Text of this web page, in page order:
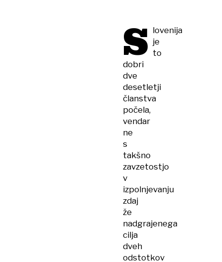
S lovenija
je
to
dobri
dve
desetletji
članstva
počela,
vendar
ne
s
takšno
zavzetostjo
v
izpolnjevanju
zdaj
že
nadgrajenega
cilja
dveh
odstotkov